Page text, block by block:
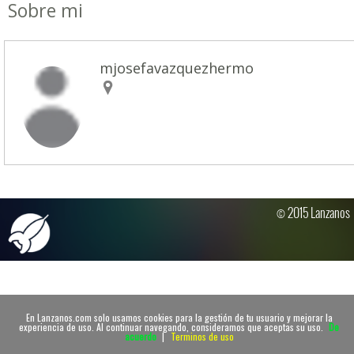
En Lanzanos.com solo usamos cookies para la gestión de tu usuario y mejorar la
experiencia de uso. Al continuar navegando, consideramos que aceptas su uso. De
acuerdo | Terminos de uso
Sobre mi
mjosefavazquezhermo
© 2015 Lanzanos